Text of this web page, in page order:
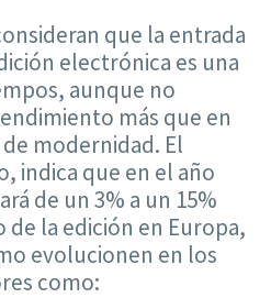
que la entrada
electrónica es una
aunque no
más que en
modernidad. El
indica que en el año
de un 3% a un 15%
la edición en Europa,
evolucionen en los
como: